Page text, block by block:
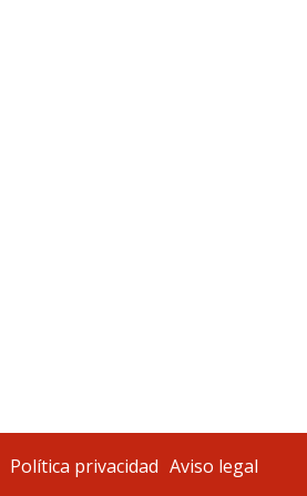
Política privacidad Aviso legal